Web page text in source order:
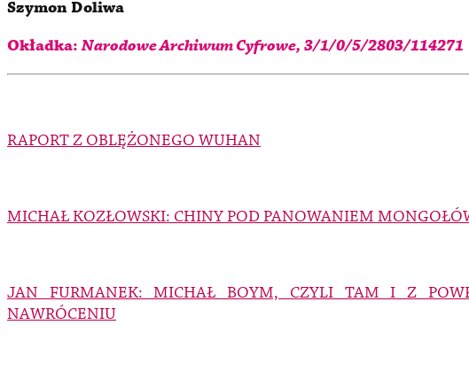
Szymon Doliwa
Okładka:Narodowe Archiwum Cyfrowe, 3/1/0/5/2803/114271
RAPORT Z OBLĘŻONEGO WUHAN
MICHAŁ KOZŁOWSKI: CHINY POD PANOWANIEM
JAN FURMANEK: MICHAŁ BOYM, CZYLI TAM I Z
NAWRÓCENIU